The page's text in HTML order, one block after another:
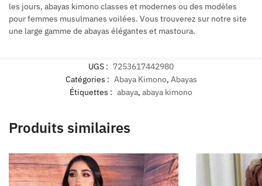
les jours, abayas kimono classes et modernes ou des modèles
pour femmes musulmanes voilées. Vous trouverez sur notre site
une large gamme de abayas élégantes et mastoura.
UGS : 7253617442980
Catégories : Abaya Kimono, Abayas
Étiquettes : abaya, abaya kimono
Produits similaires